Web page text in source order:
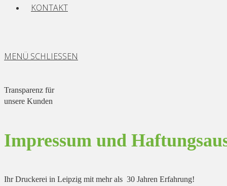
KONTAKT
MENÜ SCHLIESSEN
Transparenz für
unsere Kunden
Impressum und
Ihr Druckerei in Leipzig mit mehr als 30 Jahren Erfahrung!